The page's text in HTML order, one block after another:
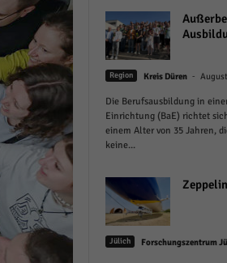
Region Kreis Düren -
Die Berufsausbildung in
Einrichtung (BaE) richtet
einem Alter von 35 Jahren,
keine...
Jülich Forschungszentrum
zu freiwilligen Diensten geben
bitten.
Website. Einige von ihnen
und Ihre Erfahrung zu
werden (z. B. IP-Adressen), z.
und Inhaltsmessung.
finden Sie in unserer
Sie können Ihre
Informationen anzeigen
Zurück